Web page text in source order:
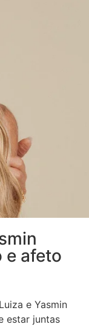
e afeto
e Yasmin
estar juntas